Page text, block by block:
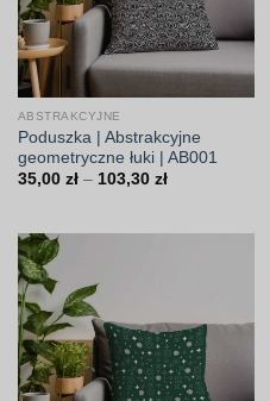
ABSTRAKCYJNE
Poduszka | Abstrakcyjne
geometryczne łuki | AB001
35,00 zł – 103,30 złZakres